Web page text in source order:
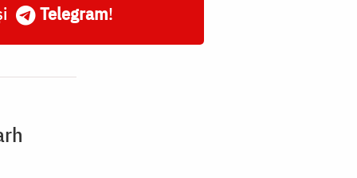
Telegram!